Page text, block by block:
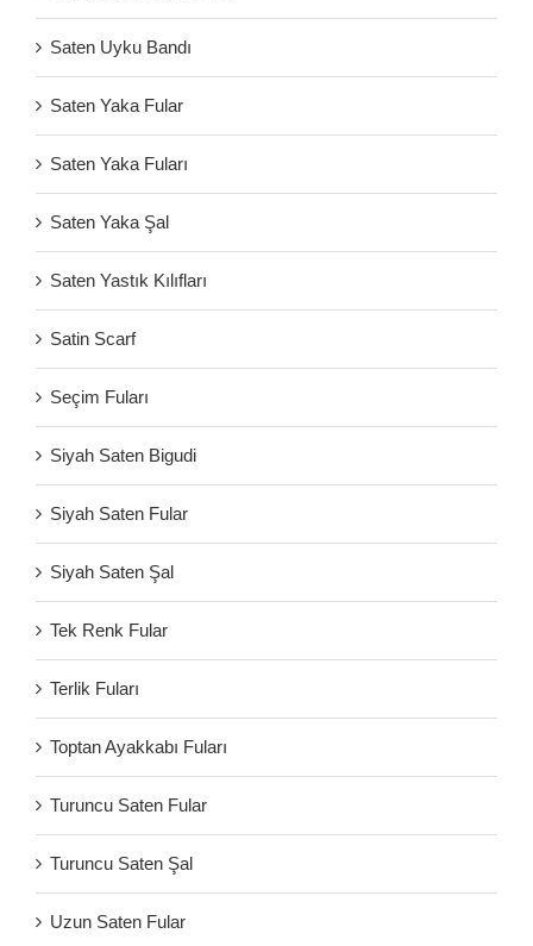
Saten Uyku Bandı
Saten Yaka Fular
Saten Yaka Fuları
Saten Yaka Şal
Saten Yastık Kılıfları
Satin Scarf
Seçim Fuları
Siyah Saten Bigudi
Siyah Saten Fular
Siyah Saten Şal
Tek Renk Fular
Terlik Fuları
Toptan Ayakkabı Fuları
Turuncu Saten Fular
Turuncu Saten Şal
Uzun Saten Fular